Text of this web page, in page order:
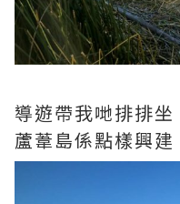
導遊帶我哋排排
蘆葦島係點樣興建